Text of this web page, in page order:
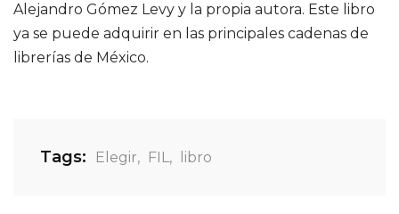
Alejandro Gómez Levy y la propia autora. Este libro
ya se puede adquirir en las principales cadenas de
librerías de México.
Tags: Elegir, FIL, libro